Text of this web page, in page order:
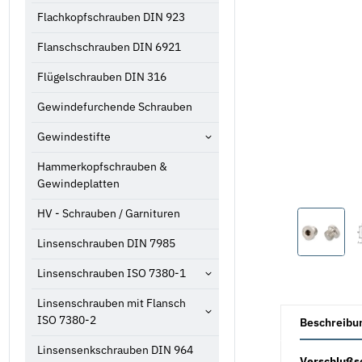
Flachkopfschrauben DIN 923
Flanschschrauben DIN 6921
Flügelschrauben DIN 316
Gewindefurchende Schrauben
Gewindestifte
Hammerkopfschrauben &
Gewindeplatten
HV - Schrauben / Garnituren
Linsenschrauben DIN 7985
Linsenschrauben ISO 7380-1
Linsenschrauben mit Flansch
ISO 7380-2
Linsensenkschrauben DIN 964